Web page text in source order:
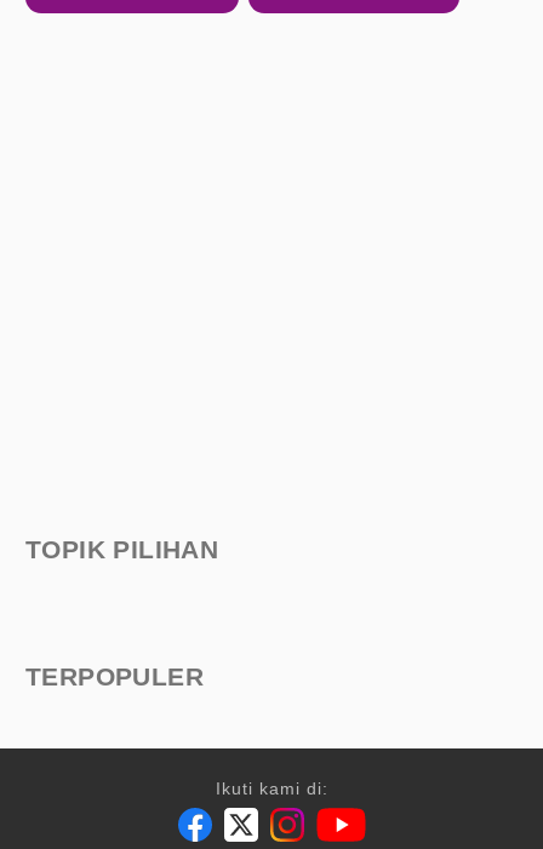
TOPIK PILIHAN
TERPOPULER
Ikuti kami di: